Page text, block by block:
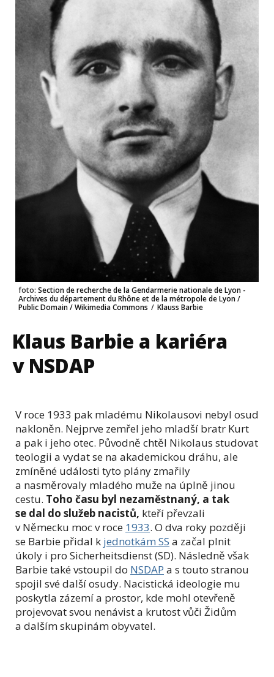
foto: Section de recherche de la Gendarmerie nationale de Lyon -
Archives du département du Rhône et de la métropole de Lyon /
Public Domain / Wikimedia Commons / Klauss Barbie
Klaus Barbie a kariéra
v NSDAP
V roce 1933 pak mladému Nikolausovi nebyl osud
nakloněn. Nejprve zemřel jeho mladší bratr Kurt
a pak i jeho otec. Původně chtěl Nikolaus studovat
teologii a vydat se na akademickou dráhu, ale
zmíněné události tyto plány zmařily
a nasměrovaly mladého muže na úplně jinou
cestu. Toho času byl nezaměstnaný, a tak
se dal do služeb nacistů, kteří převzali
v Německu moc v roce 1933. O dva roky později
se Barbie přidal k jednotkám SS a začal plnit
úkoly i pro Sicherheitsdienst (SD). Následně však
Barbie také vstoupil do NSDAP a s touto stranou
spojil své další osudy. Nacistická ideologie mu
poskytla zázemí a prostor, kde mohl otevřeně
projevovat svou nenávist a krutost vůči Židům
a dalším skupinám obyvatel.